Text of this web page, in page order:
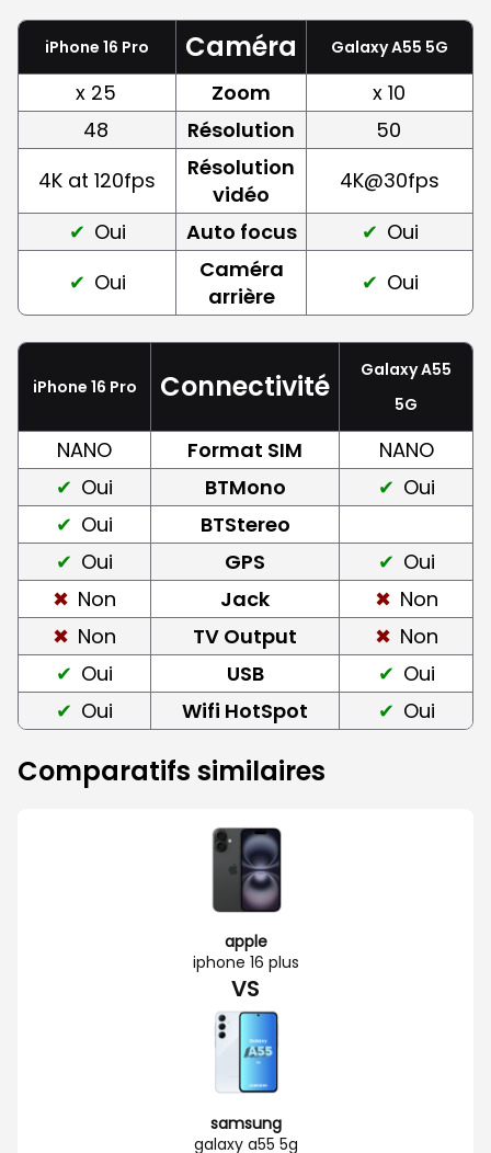
iPhone 16 Pro Caméra Galaxy A55 5G
x 25 Zoom
x 10
48
Résolution
50
4K at 120fps
Résolution
vidéo
4K@30fps
Oui
Auto focus
Oui
Oui
Caméra
arrière
Oui
iPhone 16 Pro Connectivité
Galaxy A55
5G
NANO Format SIM
NANO
Oui
BTMono
Oui
Oui
BTStereo
Oui
GPS
Oui
Non
Jack
Non
Non
TV Output
Non
Oui
USB
Oui
Oui
Wifi HotSpot Oui
Comparatifs similaires
apple
iphone 16 plus
VS
samsung
galaxy a55 5g